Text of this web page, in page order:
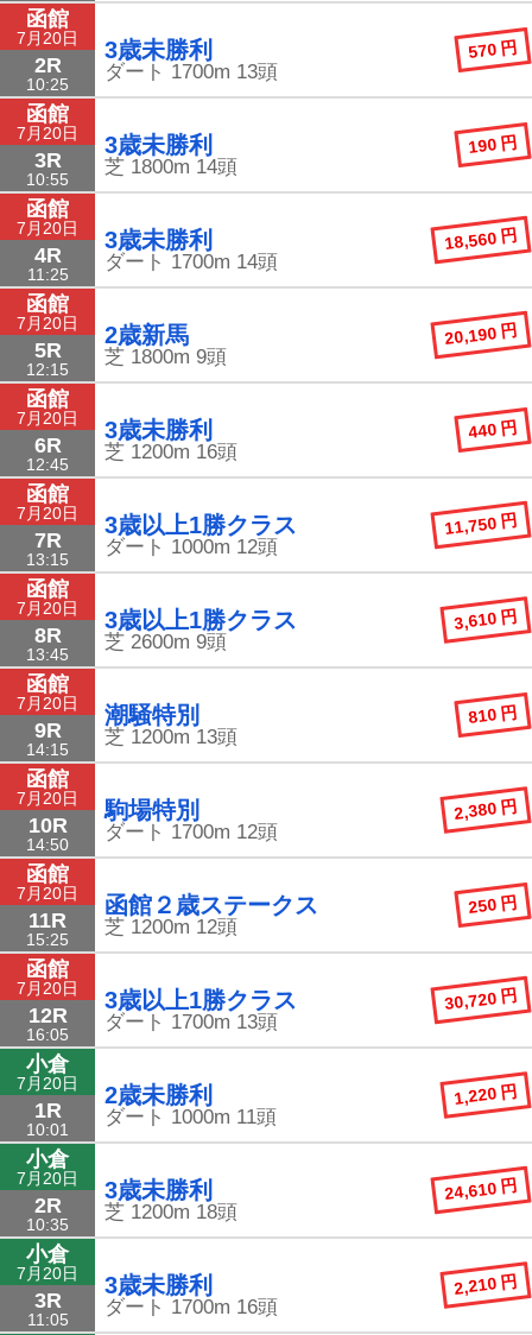
函館
7月20日
2R
10:25
3歳未勝利
ダート 1700m 13頭
570 円
函館
7月20日
3R
10:55
3歳未勝利
芝 1800m 14頭
190 円
函館
7月20日
4R
11:25
3歳未勝利
ダート 1700m 14頭
18,560 円
函館
7月20日
5R
12:15
2歳新馬
芝 1800m 9頭
20,190 円
函館
7月20日
6R
12:45
3歳未勝利
芝 1200m 16頭
440 円
函館
7月20日
7R
13:15
3歳以上1勝クラス
ダート 1000m 12頭
11,750 円
函館
7月20日
8R
13:45
3歳以上1勝クラス
芝 2600m 9頭
3,610 円
函館
7月20日
9R
14:15
潮騒特別
芝 1200m 13頭
810 円
函館
7月20日
10R
14:50
駒場特別
ダート 1700m 12頭
2,380 円
函館
7月20日
11R
15:25
函館２歳ステークス
芝 1200m 12頭
250 円
函館
7月20日
12R
16:05
3歳以上1勝クラス
ダート 1700m 13頭
30,720 円
小倉
7月20日
1R
10:01
2歳未勝利
ダート 1000m 11頭
1,220 円
小倉
7月20日
2R
10:35
3歳未勝利
芝 1200m 18頭
24,610 円
小倉
7月20日
3R
11:05
3歳未勝利
ダート 1700m 16頭
2,210 円